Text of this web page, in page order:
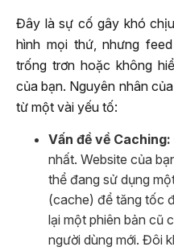
Đây là sự cố gây khó
hình mọi thứ, nhưng
trống trơn hoặc không
của bạn. Nguyên nhân
từ một vài yếu tố:
Vấn đề về Caching:
nhất. Website của
thể đang sử dụng
(cache) để tăng tốc
lại một phiên bản cũ
người dùng mới. Đôi